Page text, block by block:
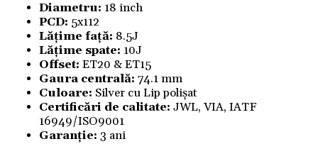
Diametru: 18 inch
PCD: 5x112
Lățime față: 8.5J
Lățime spate: 10J
Offset: ET20 & ET15
Gaura centrală: 74.1 mm
Culoare: Silver cu Lip polișat
Certificări de calitate: JWL, VIA, IATF
16949/ISO9001
Garanție: 3 ani